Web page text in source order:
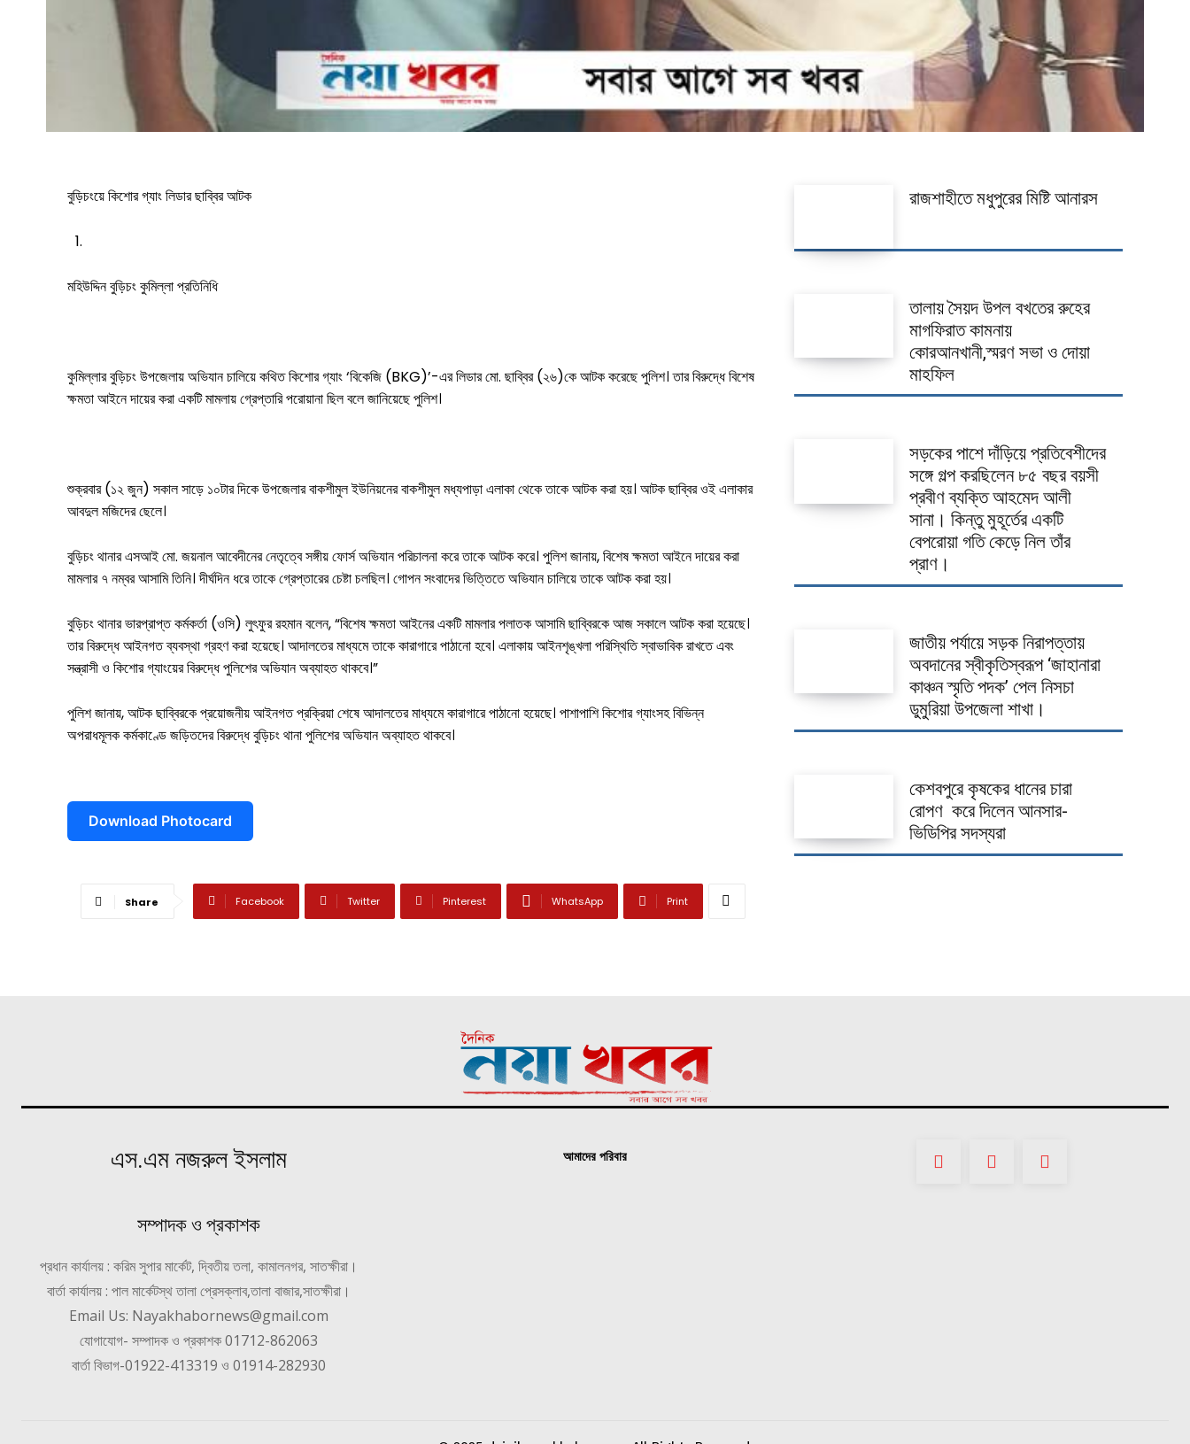
শ্যামনগর
কলারোয়া
আন্তর্জাতিক
বুড়িচংয়ে কিশোর গ্যাং লিডার ছাব্বির আটক
মহিউদ্দিন বুড়িচং কুমিল্লা প্রতিনিধি
কুমিল্লার বুড়িচং উপজেলায় অভিযান চালিয়ে কথিত কিশোর গ্যাং ‘বিকেজি (BKG)’-এর লিডার মো. ছাব্বির (২৬)কে আটক করেছে পুলিশ। তার বিরুদ্ধে বিশেষ
ক্ষমতা আইনে দায়ের করা একটি মামলায় গ্রেপ্তারি পরোয়ানা ছিল বলে জানিয়েছে পুলিশ।
শুক্রবার (১২ জুন) সকাল সাড়ে ১০টার দিকে উপজেলার বাকশীমুল ইউনিয়নের বাকশীমুল মধ্যপাড়া এলাকা থেকে তাকে আটক করা হয়। আটক ছাব্বির ওই এলাকার
আবদুল মজিদের ছেলে।
বুড়িচং থানার এসআই মো. জয়নাল আবেদীনের নেতৃত্বে সঙ্গীয় ফোর্স অভিযান পরিচালনা করে তাকে আটক করে। পুলিশ জানায়, বিশেষ ক্ষমতা আইনে দায়ের করা
মামলার ৭ নম্বর আসামি তিনি। দীর্ঘদিন ধরে তাকে গ্রেপ্তারের চেষ্টা চলছিল। গোপন সংবাদের ভিত্তিতে অভিযান চালিয়ে তাকে আটক করা হয়।
বুড়িচং থানার ভারপ্রাপ্ত কর্মকর্তা (ওসি) লুৎফুর রহমান বলেন, “বিশেষ ক্ষমতা আইনের একটি মামলার পলাতক আসামি ছাব্বিরকে আজ সকালে আটক করা হয়েছে।
তার বিরুদ্ধে আইনগত ব্যবস্থা গ্রহণ করা হয়েছে। আদালতের মাধ্যমে তাকে কারাগারে পাঠানো হবে। এলাকায় আইনশৃঙ্খলা পরিস্থিতি স্বাভাবিক রাখতে এবং
সন্ত্রাসী ও কিশোর গ্যাংয়ের বিরুদ্ধে পুলিশের অভিযান অব্যাহত থাকবে।”
পুলিশ জানায়, আটক ছাব্বিরকে প্রয়োজনীয় আইনগত প্রক্রিয়া শেষে আদালতের মাধ্যমে কারাগারে পাঠানো হয়েছে। পাশাপাশি কিশোর গ্যাংসহ বিভিন্ন
অপরাধমূলক কর্মকাণ্ডে জড়িতদের বিরুদ্ধে বুড়িচং থানা পুলিশের অভিযান অব্যাহত থাকবে।
Download Photocard
Share Facebook Twitter Pinterest WhatsApp Print
রাজশাহীতে মধুপুরের মিষ্টি আনারস
তালায় সৈয়দ উপল বখতের রুহের
মাগফিরাত কামনায়
কোরআনখানী,স্মরণ সভা ও দোয়া
মাহফিল
সড়কের পাশে দাঁড়িয়ে প্রতিবেশীদের
সঙ্গে গল্প করছিলেন ৮৫ বছর বয়সী
প্রবীণ ব্যক্তি আহমেদ আলী
সানা। কিন্তু মুহূর্তের একটি
বেপরোয়া গতি কেড়ে নিল তাঁর
প্রাণ।
জাতীয় পর্যায়ে সড়ক নিরাপত্তায়
অবদানের স্বীকৃতিস্বরূপ ‘জাহানারা
কাঞ্চন স্মৃতি পদক’ পেল নিসচা
ডুমুরিয়া উপজেলা শাখা।
কেশবপুরে কৃষকের ধানের চারা
রোপণ করে দিলেন আনসার-
ভিডিপির সদস্যরা
এস.এম নজরুল ইসলাম
সম্পাদক ও প্রকাশক
প্রধান কার্যালয় : করিম সুপার মার্কেট, দ্বিতীয় তলা, কামালনগর, সাতক্ষীরা।
বার্তা কার্যালয় : পাল মার্কেটস্থ তালা প্রেসক্লাব,তালা বাজার,সাতক্ষীরা।
Email Us: Nayakhabornews@gmail.com
যোগাযোগ- সম্পাদক ও প্রকাশক 01712-862063
বার্তা বিভাগ-01922-413319 ও 01914-282930
আমাদের পরিবার